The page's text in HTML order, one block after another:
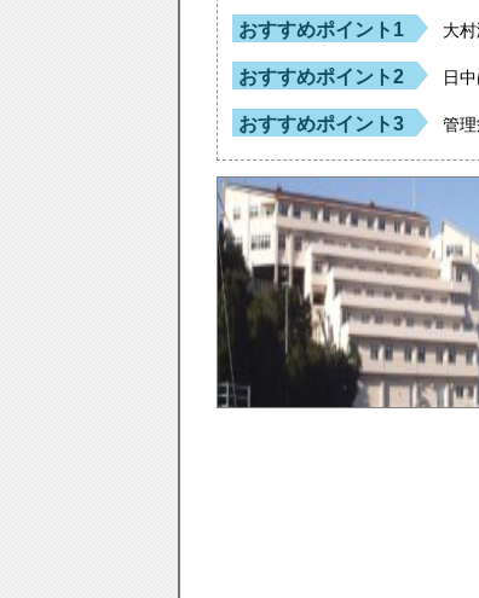
おすすめポイント1 大
おすすめポイント2 日
おすすめポイント3 管